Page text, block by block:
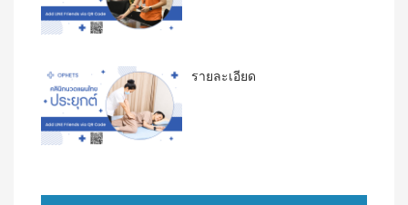
รายละเอียด